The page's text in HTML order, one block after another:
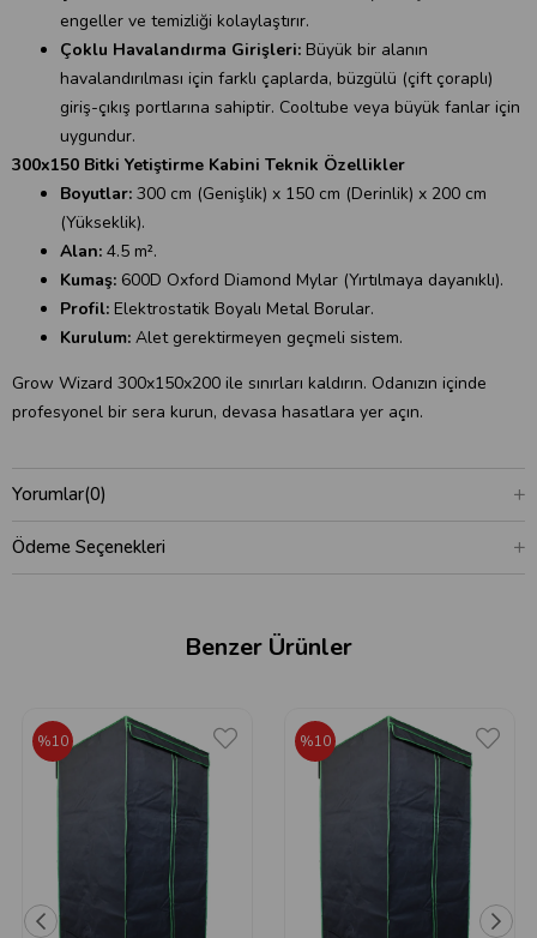
engeller ve temizliği kolaylaştırır.
Çoklu Havalandırma Girişleri: Büyük bir alanın
havalandırılması için farklı çaplarda, büzgülü (çift çoraplı)
giriş-çıkış portlarına sahiptir. Cooltube veya büyük fanlar için
uygundur.
300x150 Bitki Yetiştirme Kabini Teknik Özellikler
Boyutlar: 300 cm (Genişlik) x 150 cm (Derinlik) x 200 cm
(Yükseklik).
Alan: 4.5 m².
Kumaş: 600D Oxford Diamond Mylar (Yırtılmaya dayanıklı).
Profil: Elektrostatik Boyalı Metal Borular.
Kurulum: Alet gerektirmeyen geçmeli sistem.
Grow Wizard 300x150x200 ile sınırları kaldırın. Odanızın içinde
profesyonel bir sera kurun, devasa hasatlara yer açın.
Yorumlar(0)
Ödeme Seçenekleri
Benzer Ürünler
%10 %10